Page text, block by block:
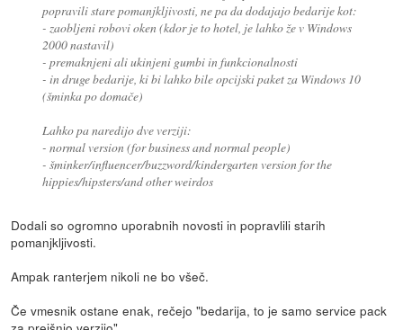
popravili stare pomanjkljivosti, ne pa da dodajajo bedarije kot:
- zaobljeni robovi oken (kdor je to hotel, je lahko že v Windows
2000 nastavil)
- premaknjeni ali ukinjeni gumbi in funkcionalnosti
- in druge bedarije, ki bi lahko bile opcijski paket za Windows 10
(šminka po domače)
Lahko pa naredijo dve verziji:
- normal version (for business and normal people)
- šminker/influencer/buzzword/kindergarten version for the
hippies/hipsters/and other weirdos
Dodali so ogromno uporabnih novosti in popravlili starih
pomanjkljivosti.
Ampak ranterjem nikoli ne bo všeč.
Če vmesnik ostane enak, rečejo "bedarija, to je samo service pack